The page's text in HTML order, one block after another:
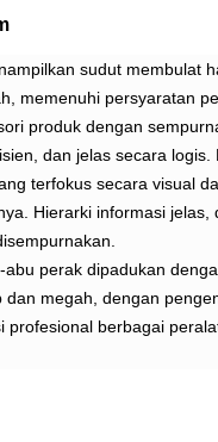
sudut membulat
memenuhi persyaratan
produk dengan
dan jelas secara
terfokus secara visual
Hierarki informasi
perak dipadukan
megah, dengan
profesional berbagai